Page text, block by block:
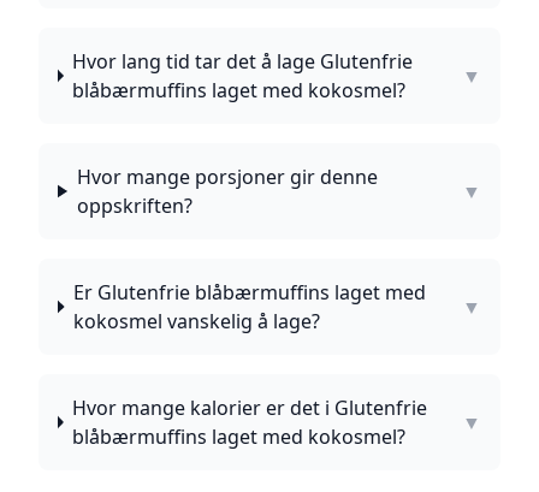
Hvor lang tid tar det å lage Glutenfrie
blåbærmuffins laget med kokosmel?
▼
Hvor mange porsjoner gir denne
oppskriften?
▼
Er Glutenfrie blåbærmuffins laget med
kokosmel vanskelig å lage?
▼
Hvor mange kalorier er det i Glutenfrie
blåbærmuffins laget med kokosmel?
▼